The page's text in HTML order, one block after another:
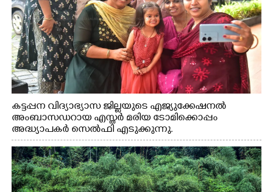
കട്ടപ്പന വിദ്യാഭ്യാസ ജില്ലയുടെ എജ്യുക്കേഷനൽ
അംബാസഡറായ എസ്തർ മരിയ ടോമിക്കൊപ്പം
അദ്ധ്യാപകർ സെൽഫി എടുക്കുന്നു.